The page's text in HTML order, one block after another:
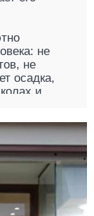
не
не
осадка,
и
охранно-